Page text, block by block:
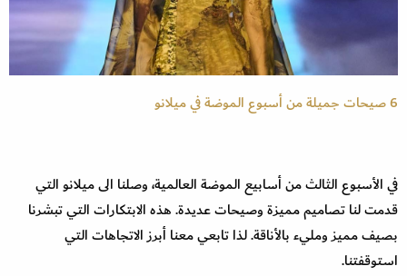
6 صيحات جميلة من أسبوع الموضة في ميلانو
في الأسبوع الثالث من أسابيع الموضة العالمية، وصلنا الى ميلانو التي
قدمت لنا تصاميم مميزة وصيحات عديدة. هذه الابتكارات التي تبشرنا
بصيف مميز ومليء بالأناقة. لذا تابعي معنا أبرز الاتجاهات التي
استوقفتنا.